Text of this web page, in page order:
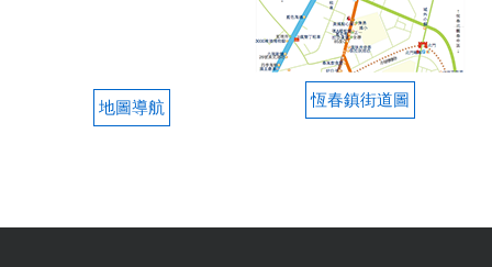
地圖導航 恆春鎮街道圖